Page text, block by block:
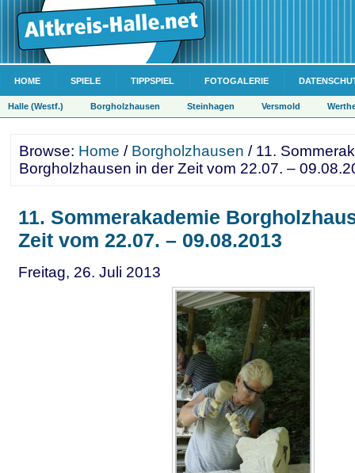
HOME SPIELE TIPPSPIEL FOTOGALERIE
Halle (Westf.) Borgholzhausen Steinhagen Versmold
Browse: Home / Borgholzhausen / 11.
Borgholzhausen in der Zeit vom 22.07. –
11. Sommerakademie
Zeit vom 22.07. – 09.08.2013
Freitag, 26. Juli 2013